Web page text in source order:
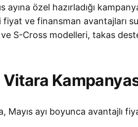
ayına özel hazırladığı
ve finansman avantajları
S-Cross modelleri, takas
Mayıs ayı boyunca avantajlı